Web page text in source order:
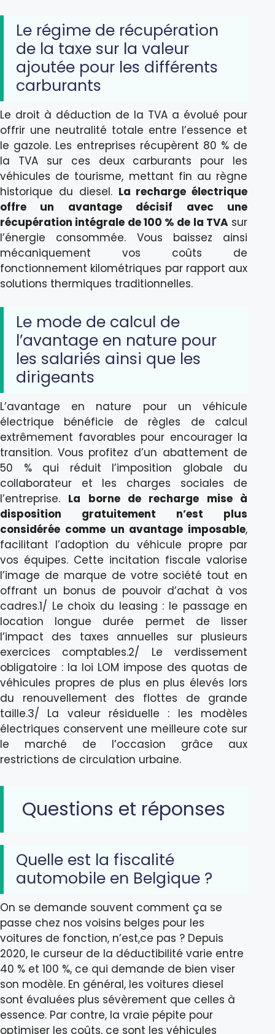
Le régime de récupération
de la taxe sur la valeur
ajoutée pour les différents
carburants
Le droit à déduction de la TVA a évolué pour
offrir une neutralité totale entre l’essence et
le gazole. Les entreprises récupèrent 80 % de
la TVA sur ces deux carburants pour les
véhicules de tourisme, mettant fin au règne
historique du diesel. La recharge électrique
offre un avantage décisif avec une
récupération intégrale de 100 % de la TVAsur
l’énergie consommée. Vous baissez ainsi
mécaniquement vos coûts de
fonctionnement kilométriques par rapport aux
solutions thermiques traditionnelles.
Le mode de calcul de
l’avantage en nature pour
les salariés ainsi que les
dirigeants
L’avantage en nature pour un véhicule
électrique bénéficie de règles de calcul
extrêmement favorables pour encourager la
transition. Vous profitez d’un abattement de
50 % qui réduit l’imposition globale du
collaborateur et les charges sociales de
l’entreprise. La borne de recharge mise à
disposition gratuitement n’est plus
considérée comme un avantage imposable,
facilitant l’adoption du véhicule propre par
vos équipes. Cette incitation fiscale valorise
l’image de marque de votre société tout en
offrant un bonus de pouvoir d’achat à vos
cadres.1/ Le choix du leasing : le passage en
location longue durée permet de lisser
l’impact des taxes annuelles sur plusieurs
exercices comptables.2/ Le verdissement
obligatoire : la loi LOM impose des quotas de
véhicules propres de plus en plus élevés lors
du renouvellement des flottes de grande
taille.3/ La valeur résiduelle : les modèles
électriques conservent une meilleure cote sur
le marché de l’occasion grâce aux
restrictions de circulation urbaine.
Questions et réponses
Quelle est la fiscalité
automobile en Belgique ?
On se demande souvent comment ça se
passe chez nos voisins belges pour les
voitures de fonction, n’est,ce pas ? Depuis
2020, le curseur de la déductibilité varie entre
40 % et 100 %, ce qui demande de bien viser
son modèle. En général, les voitures diesel
sont évaluées plus sévèrement que celles à
essence. Par contre, la vraie pépite pour
optimiser les coûts, ce sont les véhicules